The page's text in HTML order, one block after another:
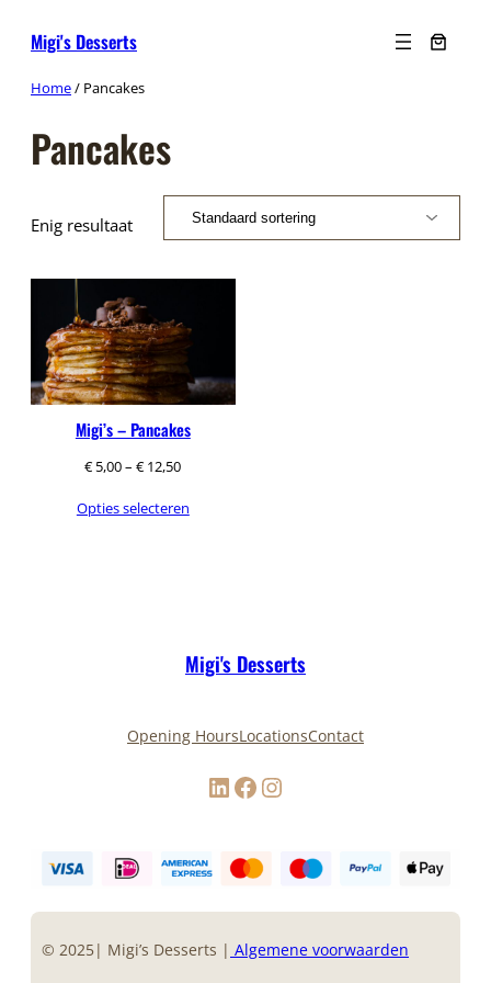
naar
inhoud
Migi's Desserts
Home/ Pancakes
Pancakes
Enig resultaat
Migi’s – Pancakes
€ 5,00– € 12,50Prijsklasse:
tot
Opties selecteren
Migi's Desserts
Opening HoursLocationsContact
LinkedIn Facebook Instagram
© 2025| Migi’s Desserts | Algemene voorwaarden